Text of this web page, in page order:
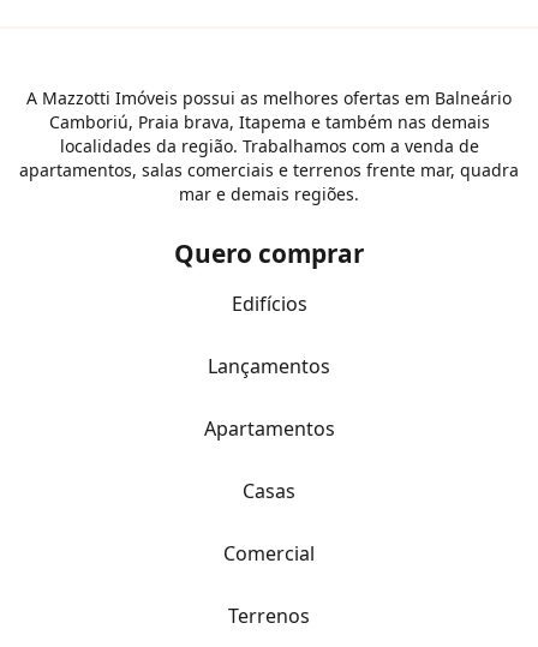
A Mazzotti Imóveis possui as melhores ofertas em Balneário
Camboriú, Praia brava, Itapema e também nas demais
localidades da região. Trabalhamos com a venda de
apartamentos, salas comerciais e terrenos frente mar, quadra
mar e demais regiões.
Quero comprar
Edifícios
Lançamentos
Apartamentos
Casas
Comercial
Terrenos